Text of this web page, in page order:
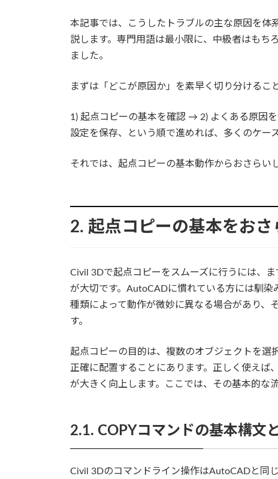
本記事では、こうしたトラブルの主な原因を体
説します。専門用語は最小限に、中級者はもち
ました。
まずは「どこが原因か」を素早く切り分けるこ
1) 起点コピーの基本を確認 → 2) よくある原因
設定を保存、という順で進めれば、多くのケー
それでは、起点コピーの基本動作からおさらい
2. 起点コピーの基本をおさ
Civil 3Dで起点コピーをスムーズに行うには、
が大切です。AutoCADに慣れている方には馴
種類によって動作が微妙に異なる場合があり、
す。
起点コピーの目的は、複数のオブジェクトを選
正確に配置することにあります。正しく使えば
が大きく向上します。ここでは、その基本的な
2.1. COPYコマンドの基本構文
Civil 3Dのコマンドライン操作はAutoCADと同